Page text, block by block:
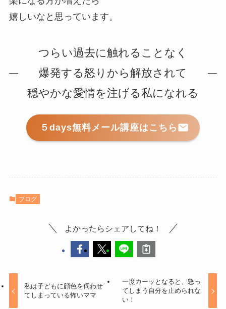
嬉しいなと思っています。
つらい過去に触れることなく
爆発する怒りから解放されて
穏やかな愛情を注げる私になれる
５days無料メール講座はこちら
ブログ
よかったらシェアしてね！
私は子どもに顔色を伺わせ
てしまっている怖いママ
一度カーッとなると、怒っ
てしまう自分を止められな
い！